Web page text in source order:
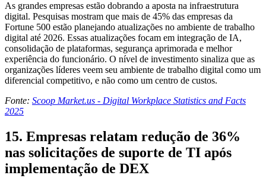
As grandes empresas estão dobrando a aposta na infraestrutura
digital. Pesquisas mostram que mais de 45% das empresas da
Fortune 500 estão planejando atualizações no ambiente de trabalho
digital até 2026. Essas atualizações focam em integração de IA,
consolidação de plataformas, segurança aprimorada e melhor
experiência do funcionário. O nível de investimento sinaliza que as
organizações líderes veem seu ambiente de trabalho digital como um
diferencial competitivo, e não como um centro de custos.
Fonte: Scoop Market.us - Digital Workplace Statistics and Facts
2025
15. Empresas relatam redução de 36%
nas solicitações de suporte de TI após
implementação de DEX